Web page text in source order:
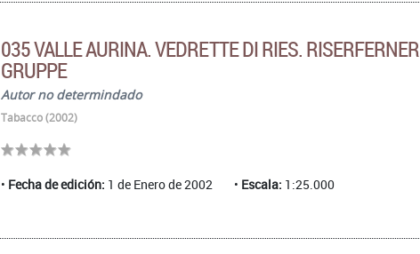
035 VALLE AURINA. VEDRETTE DI RIES. RISERFERNER
GRUPPE
Autor no determindado
Tabacco (2002)
Fecha de edición: 1 de Enero de 2002 Escala: 1:25.000